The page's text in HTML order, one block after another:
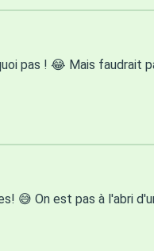
pas ! 😂 Mais faudrait
😅 On est pas à l'abri